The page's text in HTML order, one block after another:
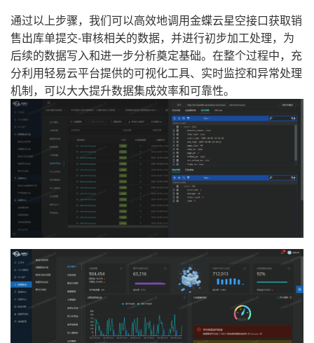
通过以上步骤，我们可以高效地调用金蝶云星空接口获取销
售出库单提交-审核相关的数据，并进行初步加工处理，为
后续的数据写入和进一步分析奠定基础。在整个过程中，充
分利用轻易云平台提供的可视化工具、实时监控和异常处理
机制，可以大大提升数据集成效率和可靠性。